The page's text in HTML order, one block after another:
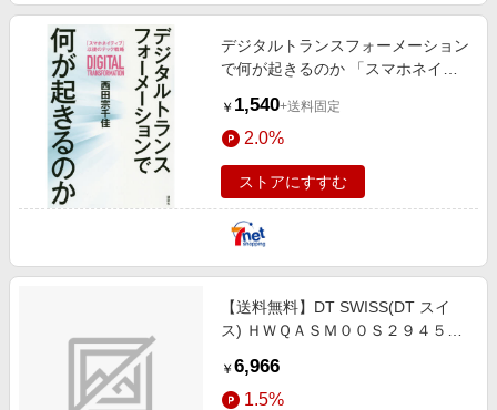
デジタルトランスフォーメーション
で何が起きるのか 「スマホネイテ
￥ 1,540+送料固定
2.0%
ストアにすすむ
【送料無料】DT SWISS(DT スイ
ス) ＨＷＱＡＳＭ００Ｓ２９４５Ｓ
￥ 6,966
1.5%